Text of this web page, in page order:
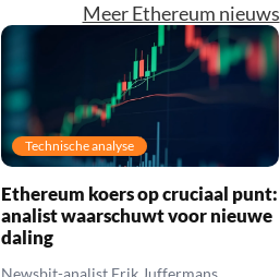
Meer Ethereum nieuws
Technische analyse
Ethereum koers op cruciaal punt:
analist waarschuwt voor nieuwe
daling
Newsbit-analist Erik Juffermans